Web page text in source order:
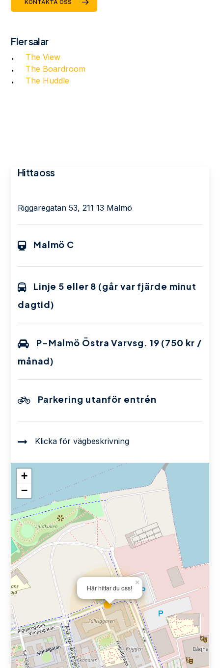
KONTAKTA OSS
Fler salar
The View
The Boardroom
The Huddle
Hitta oss
Riggaregatan 53, 211 13 Malmö
Malmö C
Linje 5 eller 8 (går var fjärde minut
dagtid)
P-Malmö Östra Varvsg. 19 (750 kr /
månad)
Parkering utanför entrén
Klicka för vägbeskrivning
Här hittar du oss!
×
+
−